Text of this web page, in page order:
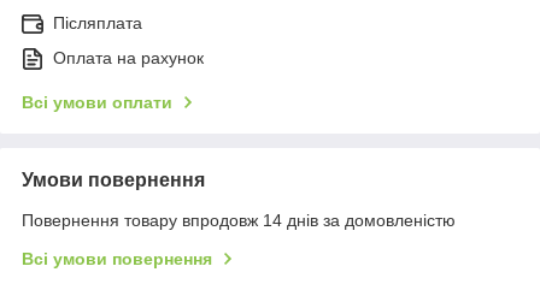
Післяплата
Оплата на рахунок
Всі умови оплати
Умови повернення
Повернення товару впродовж 14 днів за домовленістю
Всі умови повернення